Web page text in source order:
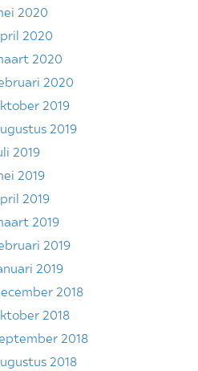
2020
2020
2020
2020
2019
2019
2019
2019
2019
2019
2019
2019
2018
2018
2018
2018